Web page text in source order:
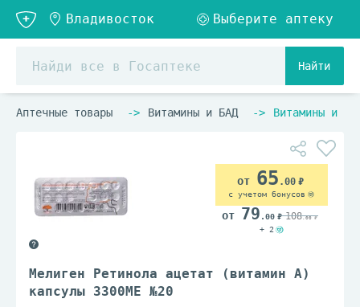
Найти
Аптечные товары Витамины и БАД Витамины и
Мелиген Ретинола ацетат (витамин А)
капсулы 3300МЕ №20
65 .00
с учетом бонусов
79 .00 108.00
+ 2